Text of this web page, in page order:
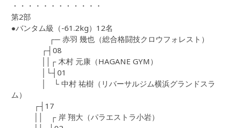
・・・・・・・・・・・・
第2部
●バンタム級（-61.2kg）12名
┌─ 赤羽 幾也（総合格闘技クロウフォレスト）
┌┤08
││┌ 木村 元康（HAGANE GYM）
│└┤01
│ └ 中村 祐樹（リバーサルジム横浜グランドスラ
ム）
┌┤17
││ ┌ 岸 翔大（パラエストラ小岩）